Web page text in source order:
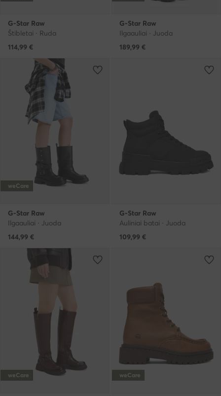
G-Star Raw
Štibletai · Ruda
114,99 €
G-Star Raw
Ilgaauliai · Juoda
189,99 €
weCare
G-Star Raw
Ilgaauliai · Juoda
144,99 €
G-Star Raw
Auliniai batai · Juoda
109,99 €
weCare weCare